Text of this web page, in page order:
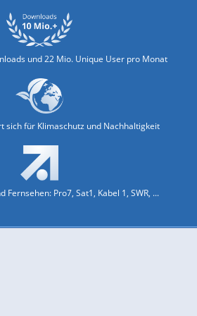
und 22 Mio. Unique User pro Monat
sich für Klimaschutz und Nachhaltigkeit
Fernsehen: Pro7, Sat1, Kabel 1, SWR, ...